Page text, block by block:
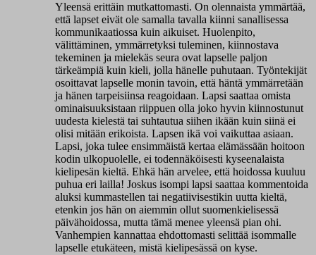
Yleensä erittäin mutkattomasti. On olennaista ymmärtää,
että lapset eivät ole samalla tavalla kiinni sanallisessa
kommunikaatiossa kuin aikuiset. Huolenpito,
välittäminen, ymmärretyksi tuleminen, kiinnostava
tekeminen ja mielekäs seura ovat lapselle paljon
tärkeämpiä kuin kieli, jolla hänelle puhutaan. Työntekijät
osoittavat lapselle monin tavoin, että häntä ymmärretään
ja hänen tarpeisiinsa reagoidaan. Lapsi saattaa omista
ominaisuuksistaan riippuen olla joko hyvin kiinnostunut
uudesta kielestä tai suhtautua siihen ikään kuin siinä ei
olisi mitään erikoista. Lapsen ikä voi vaikuttaa asiaan.
Lapsi, joka tulee ensimmäistä kertaa elämässään hoitoon
kodin ulkopuolelle, ei todennäköisesti kyseenalaista
kielipesän kieltä. Ehkä hän arvelee, että hoidossa kuuluu
puhua eri lailla! Joskus isompi lapsi saattaa kommentoida
aluksi kummastellen tai negatiivisestikin uutta kieltä,
etenkin jos hän on aiemmin ollut suomenkielisessä
päivähoidossa, mutta tämä menee yleensä pian ohi.
Vanhempien kannattaa ehdottomasti selittää isommalle
lapselle etukäteen, mistä kielipesässä on kyse.